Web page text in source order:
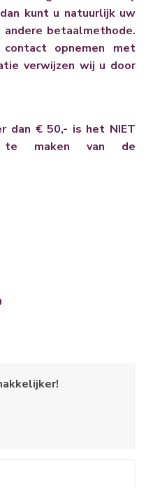
kunt u natuurlijk uw
betaalmethode.
opnemen met
verwijzen wij u door
dan € 50,- is het NIET
te maken van de